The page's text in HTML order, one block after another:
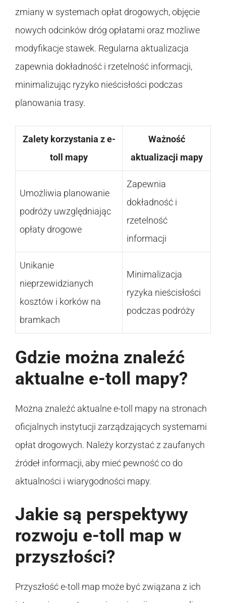
zmiany w systemach opłat drogowych, objęcie
nowych odcinków dróg opłatami oraz możliwe
modyfikacje stawek. Regularna aktualizacja
zapewnia dokładność i rzetelność informacji,
minimalizując ryzyko nieścisłości podczas
planowania trasy.
Zalety korzystania z e-
toll mapy
Ważność
aktualizacji mapy
Umożliwia planowanie
podróży uwzględniając
opłaty drogowe
Zapewnia
dokładność i
rzetelność
informacji
Unikanie
nieprzewidzianych
kosztów i korków na
bramkach
Minimalizacja
ryzyka nieścisłości
podczas podróży
Gdzie można znaleźć
aktualne e-toll mapy?
Można znaleźć aktualne e-toll mapy na stronach
oficjalnych instytucji zarządzających systemami
opłat drogowych. Należy korzystać z zaufanych
źródeł informacji, aby mieć pewność co do
aktualności i wiarygodności mapy.
Jakie są perspektywy
rozwoju e-toll map w
przyszłości?
Przyszłość e-toll map może być związana z ich